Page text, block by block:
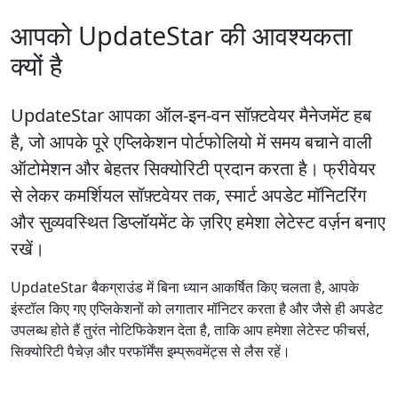
आपको UpdateStar की आवश्यकता
क्यों है
UpdateStar आपका ऑल-इन-वन सॉफ़्टवेयर मैनेजमेंट हब
है, जो आपके पूरे एप्लिकेशन पोर्टफोलियो में समय बचाने वाली
ऑटोमेशन और बेहतर सिक्योरिटी प्रदान करता है। फ्रीवेयर
से लेकर कमर्शियल सॉफ़्टवेयर तक, स्मार्ट अपडेट मॉनिटरिंग
और सुव्यवस्थित डिप्लॉयमेंट के ज़रिए हमेशा लेटेस्ट वर्ज़न बनाए
रखें।
UpdateStar बैकग्राउंड में बिना ध्यान आकर्षित किए चलता है, आपके
इंस्टॉल किए गए एप्लिकेशनों को लगातार मॉनिटर करता है और जैसे ही अपडेट
उपलब्ध होते हैं तुरंत नोटिफिकेशन देता है, ताकि आप हमेशा लेटेस्ट फीचर्स,
सिक्योरिटी पैचेज़ और परफॉर्मेंस इम्प्रूवमेंट्स से लैस रहें।